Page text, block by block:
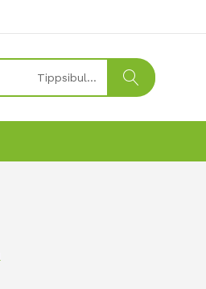
Tippsibul